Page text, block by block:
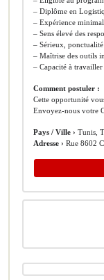
– Diplôme en
– Expérience
– Sens élevé des
– Sérieux,
– Maîtrise des outils
– Capacité à
Comment postuler :
Cette opportunité
Envoyez-nous votre
Pays / Ville › Tunis,
Adresse › Rue 8602